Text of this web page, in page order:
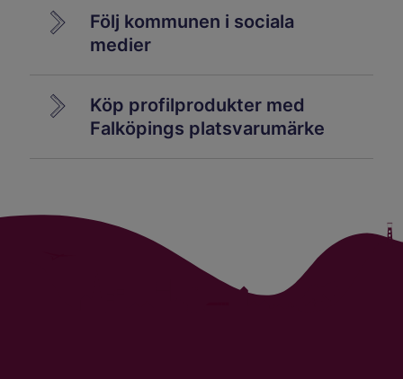
Följ kommunen i sociala
medier
Köp profilprodukter med
Falköpings platsvarumärke